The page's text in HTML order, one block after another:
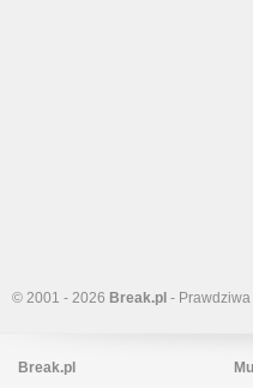
© 2001 - 2026 Break.pl -
Break.pl